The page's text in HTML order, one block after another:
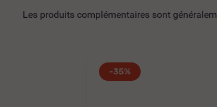
Les produits complémentaires sont
-35%